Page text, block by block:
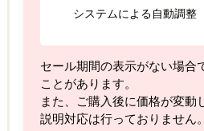
システムによる自動調整
セール期間の表示がない場合
ことがあります。
また、ご購入後に価格が変動
説明対応は行っておりません。